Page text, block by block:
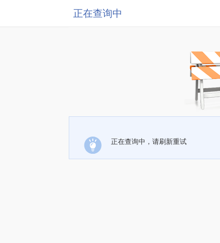
正在查询中
正在查询中，请刷新重试